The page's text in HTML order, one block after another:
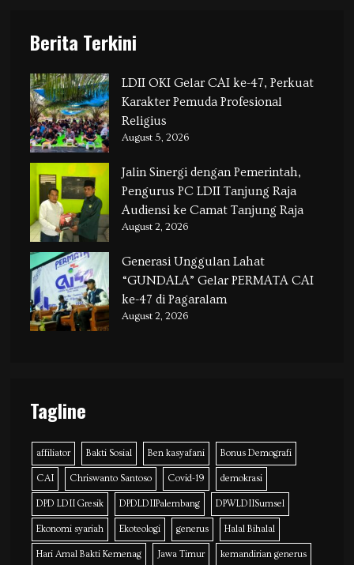
Berita Terkini
LDII OKI Gelar CAI ke-47, Perkuat
Karakter Pemuda Profesional
Religius
August 5, 2026
Jalin Sinergi dengan Pemerintah,
Pengurus PC LDII Tanjung Raja
Audiensi ke Camat Tanjung Raja
August 2, 2026
Generasi Unggulan Lahat
“GUNDALA” Gelar PERMATA CAI
ke-47 di Pagaralam
August 2, 2026
Tagline
affiliator Bakti Sosial Ben kasyafani Bonus Demografi
CAI Chriswanto Santoso Covid-19 demokrasi
DPD LDII Gresik DPDLDIIPalembang DPWLDIISumsel
Ekonomi syariah Ekoteologi generus Halal Bihalal
Hari Amal Bakti Kemenag Jawa Timur kemandirian generus